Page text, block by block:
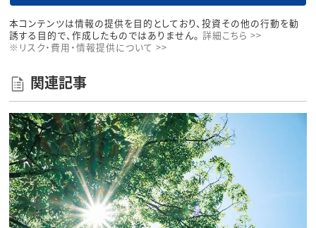
本コンテンツは情報の提供を目的としており、投資その他の行動を勧
誘する目的で、作成したものではありません。 詳細こちら >>
※リスク・費用・情報提供について >>
関連記事